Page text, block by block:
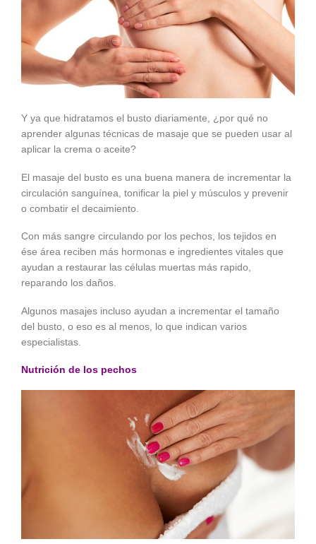
Y ya que hidratamos el busto diariamente, ¿por qué no
aprender algunas técnicas de masaje que se pueden usar al
aplicar la crema o aceite?
El masaje del busto es una buena manera de incrementar la
circulación sanguínea, tonificar la piel y músculos y prevenir
o combatir el decaimiento.
Con más sangre circulando por los pechos, los tejidos en
ése área reciben más hormonas e ingredientes vitales que
ayudan a restaurar las células muertas más rapido,
reparando los daños.
Algunos masajes incluso ayudan a incrementar el tamaño
del busto, o eso es al menos, lo que indican varios
especialistas.
Nutrición de los pechos